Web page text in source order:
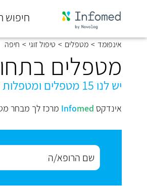
חיפוש
סוף
התפריט
אינפומד > מטפלים > טיפול זוגי > חיפה
מטפלים
יש לנו 15 מטפלים ומטפלות באתר
אינדקס Infomed מרכז לך מבחר